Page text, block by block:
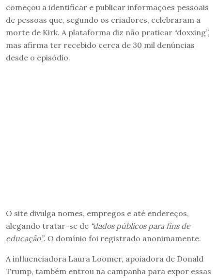
começou a identificar e publicar informações pessoais
de pessoas que, segundo os criadores, celebraram a
morte de Kirk. A plataforma diz não praticar “doxxing”,
mas afirma ter recebido cerca de 30 mil denúncias
desde o episódio.
O site divulga nomes, empregos e até endereços,
alegando tratar-se de “dados públicos para fins de
educação”. O domínio foi registrado anonimamente.
A influenciadora Laura Loomer, apoiadora de Donald
Trump, também entrou na campanha para expor essas